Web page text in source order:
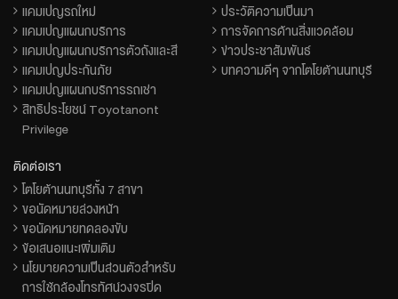
แคมเปญรถใหม่
แคมเปญแผนกบริการ
แคมเปญแผนกบริการตัวถังและสี
แคมเปญประกันภัย
แคมเปญแผนกบริการรถเช่า
สิทธิประโยชน์ Toyotanont
Privilege
ประวัติความเป็นมา
การจัดการด้านสิ่งแวดล้อม
ข่าวประชาสัมพันธ์
บทความดีๆ จากโตโยต้านนทบุรี
ติดต่อเรา
โตโยต้านนทบุรีทั้ง 7 สาขา
ขอนัดหมายล่วงหน้า
ขอนัดหมายทดลองขับ
ข้อเสนอแนะเพิ่มเติม
นโยบายความเป็นส่วนตัวสำหรับ
การใช้กล้องโทรทัศน์วงจรปิด